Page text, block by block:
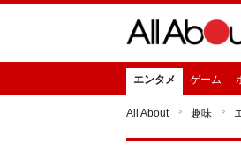
エンタメ ゲーム
All About 趣味